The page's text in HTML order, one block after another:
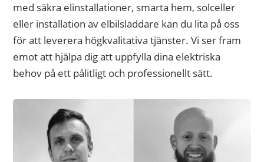
med säkra elinstallationer, smarta hem, solceller
eller installation av elbilsladdare kan du lita på oss
för att leverera högkvalitativa tjänster. Vi ser fram
emot att hjälpa dig att uppfylla dina elektriska
behov på ett pålitligt och professionellt sätt.